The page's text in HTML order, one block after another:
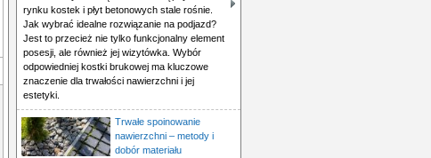
rynku kostek i płyt betonowych stale rośnie.
Jak wybrać idealne rozwiązanie na podjazd?
Jest to przecież nie tylko funkcjonalny element
posesji, ale również jej wizytówka. Wybór
odpowiedniej kostki brukowej ma kluczowe
znaczenie dla trwałości nawierzchni i jej
estetyki.
Trwałe spoinowanie
nawierzchni – metody i
dobór materiału